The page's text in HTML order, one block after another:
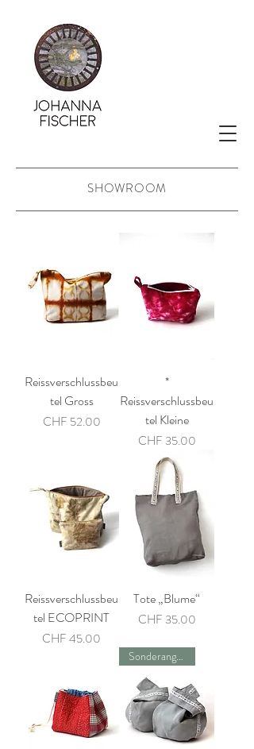
SHOWROOM
Reissverschlussbeu
tel Gross
Preis
CHF 52.00
*
Reissverschlussbeu
tel Kleine
Preis
CHF 35.00
Reissverschlussbeu
tel ECOPRINT
Preis
CHF 45.00
Tote „Blume“
Preis
CHF 35.00
Sonderangebot